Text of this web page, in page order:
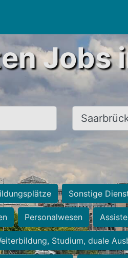
Jobs
Ort, Stadt
Sonstige
Personalwesen
Studium, duale